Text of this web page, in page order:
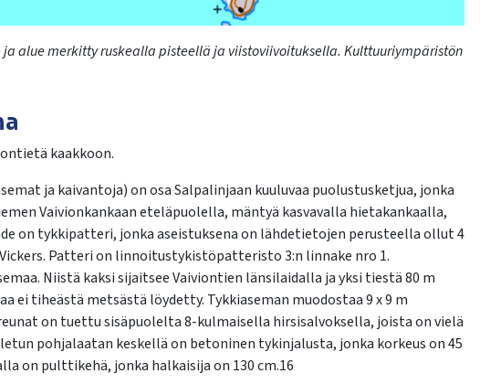
alue merkitty ruskealla pisteellä ja viistoviivoituksella. Kulttuuriympäristön
kaakkoon.
ja kaivantoja) on osa Salpalinjaan kuuluvaa puolustusketjua, jonka
Vaivionkankaan eteläpuolella, mäntyä kasvavalla hietakankaalla,
on tykkipatteri, jonka aseistuksena on lähdetietojen perusteella ollut 4
Patteri on linnoitustykistöpatteristo 3:n linnake nro 1.
Niistä kaksi sijaitsee Vaiviontien länsilaidalla ja yksi tiestä 80 m
ei tiheästä metsästä löydetty. Tykkiaseman muodostaa 9 x 9 m
on tuettu sisäpuolelta 8-kulmaisella hirsisalvoksella, joista on vielä
pohjalaatan keskellä on betoninen tykinjalusta, jonka korkeus on 45
on pulttikehä, jonka halkaisija on 130 cm.16